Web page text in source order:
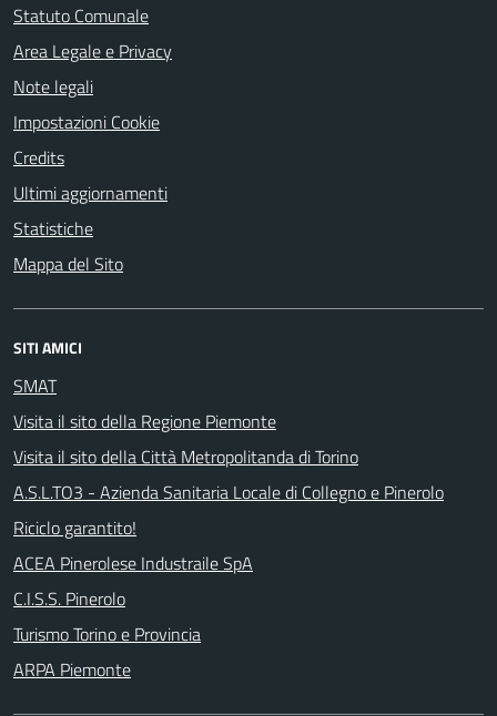
Statuto Comunale
Area Legale e Privacy
Note legali
Impostazioni Cookie
Credits
Ultimi aggiornamenti
Statistiche
Mappa del Sito
SITI AMICI
SMAT
Visita il sito della Regione Piemonte
Visita il sito della Città Metropolitanda di Torino
A.S.L.TO3 - Azienda Sanitaria Locale di Collegno e Pinerolo
Riciclo garantito!
ACEA Pinerolese Industraile SpA
C.I.S.S. Pinerolo
Turismo Torino e Provincia
ARPA Piemonte